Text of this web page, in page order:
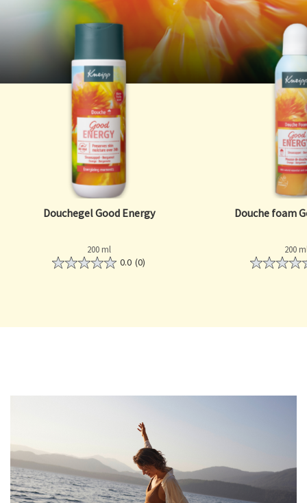
Douchegel Good Energy
200 ml
0.0 (0)
Douche foam
200